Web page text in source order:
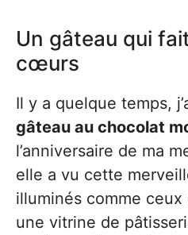
Un gâteau qui
cœurs
Il y a quelque temps,
gâteau au chocolat
l’anniversaire de ma
elle a vu cette
illuminés comme ceux
une vitrine de